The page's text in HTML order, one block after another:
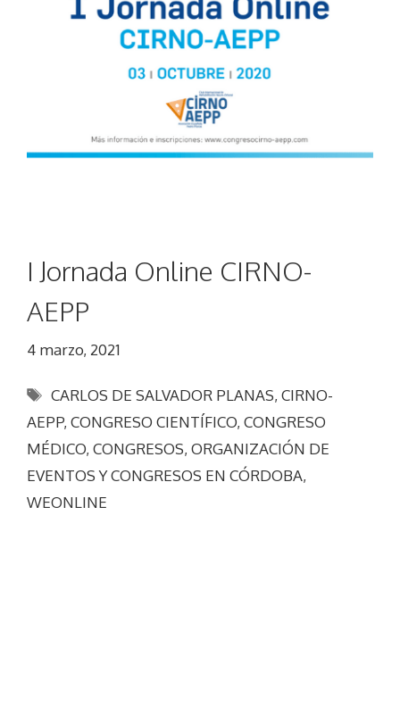
I Jornada Online CIRNO-
AEPP
4 marzo, 2021
Etiquetas
CARLOS DE SALVADOR PLANAS,CIRNO-
AEPP, CONGRESO CIENTÍFICO, CONGRESO
MÉDICO, CONGRESOS, ORGANIZACIÓN DE
EVENTOS Y CONGRESOS EN CÓRDOBA,
WEONLINE